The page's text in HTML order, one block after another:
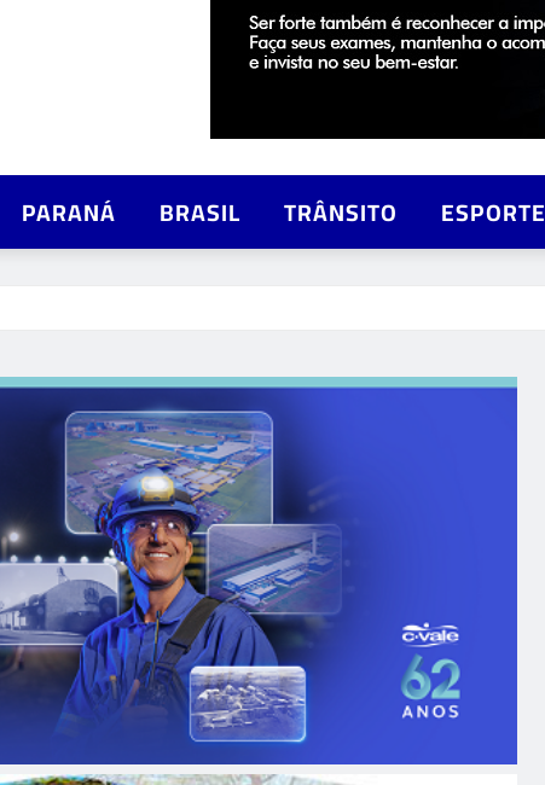
PARANÁ BRASIL TRÂNSITO ESPORTE